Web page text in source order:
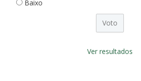
Baixo
Ver resultados